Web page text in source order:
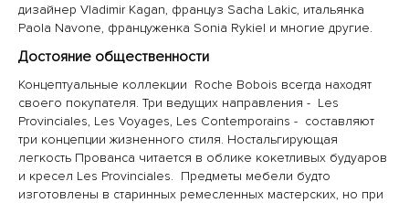
дизайнер Vladimir Kagan, француз Sacha Lakic, итальянка
Paola Navone, француженка Sonia Rykiel и многие другие.
Достояние общественности
Концептуальные коллекции Roche Bobois всегда находят
своего покупателя. Три ведущих направления - Les
Provinciales, Les Voyages, Les Contemporains - составляют
три концепции жизненного стиля. Ностальгирующая
легкость Прованса читается в облике кокетливых будуаров
и кресел Les Provinciales. Предметы мебели будто
изготовлены в старинных ремесленных мастерских, но при